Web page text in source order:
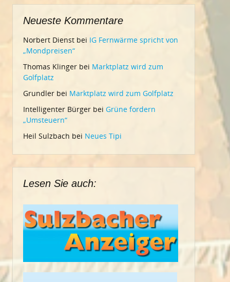
Neueste Kommentare
Norbert Dienst bei IG Fernwärme spricht von
„Mondpreisen“
Thomas Klinger bei Marktplatz wird zum
Golfplatz
Grundler bei Marktplatz wird zum Golfplatz
Intelligenter Bürger bei Grüne fordern
„Umsteuern“
Heil Sulzbach bei Neues Tipi
Lesen Sie auch: